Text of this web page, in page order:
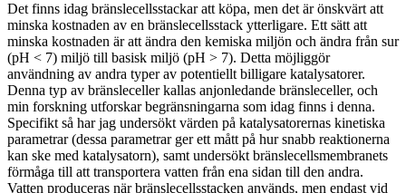
Det finns idag bränslecellsstackar att köpa, men det är önskvärt att
minska kostnaden av en bränslecellsstack ytterligare. Ett sätt att
minska kostnaden är att ändra den kemiska miljön och ändra från sur
(pH < 7) miljö till basisk miljö (pH > 7). Detta möjliggör
användning av andra typer av potentiellt billigare katalysatorer.
Denna typ av bränsleceller kallas anjonledande bränsleceller, och
min forskning utforskar begränsningarna som idag finns i denna.
Specifikt så har jag undersökt värden på katalysatorernas kinetiska
parametrar (dessa parametrar ger ett mått på hur snabb reaktionerna
kan ske med katalysatorn), samt undersökt bränslecellsmembranets
förmåga till att transportera vatten från ena sidan till den andra.
Vatten produceras när bränslecellsstacken används, men endast vid